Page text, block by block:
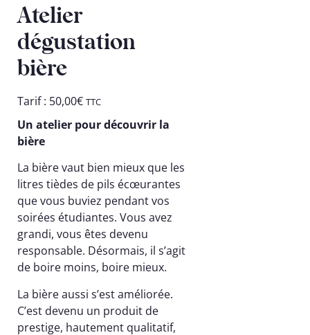
Atelier
dégustation
bière
Tarif : 50,00€ TTC
Un atelier pour découvrir la
bière
La bière vaut bien mieux que les
litres tièdes de pils écœurantes
que vous buviez pendant vos
soirées étudiantes. Vous avez
grandi, vous êtes devenu
responsable. Désormais, il s’agit
de boire moins, boire mieux.
La bière aussi s’est améliorée.
C’est devenu un produit de
prestige, hautement qualitatif,